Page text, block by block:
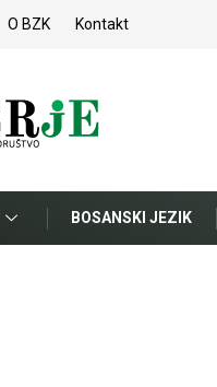
O BZK Kontakt
BOSANSKI JEZIK